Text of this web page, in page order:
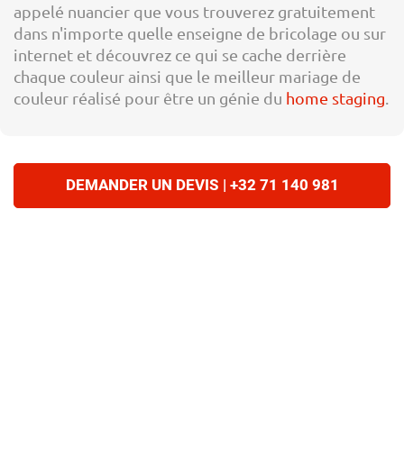
appelé nuancier que vous trouverez gratuitement
dans n'importe quelle enseigne de bricolage ou sur
internet et découvrez ce qui se cache derrière
chaque couleur ainsi que le meilleur mariage de
couleur réalisé pour être un génie du home staging
DEMANDER UN DEVIS | +32 71 140 981